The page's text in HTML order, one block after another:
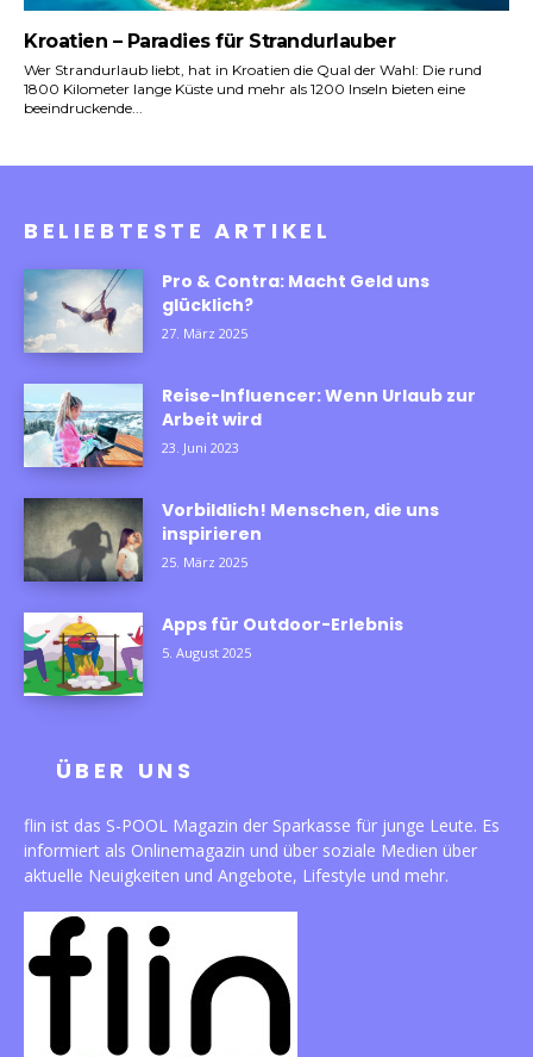
Kroatien – Paradies für Strandurlauber
Wer Strandurlaub liebt, hat in Kroatien die Qual der Wahl: Die rund
1800 Kilometer lange Küste und mehr als 1200 Inseln bieten eine
beeindruckende...
BELIEBTESTE ARTIKEL
Pro & Contra: Macht Geld uns
glücklich?
27. März 2025
Reise-Influencer: Wenn Urlaub zur
Arbeit wird
23. Juni 2023
Vorbildlich! Menschen, die uns
inspirieren
25. März 2025
Apps für Outdoor-Erlebnis
5. August 2025
ÜBER UNS
flin ist das S-POOL Magazin der Sparkasse für junge Leute. Es
informiert als Onlinemagazin und über soziale Medien über
aktuelle Neuigkeiten und Angebote, Lifestyle und mehr.